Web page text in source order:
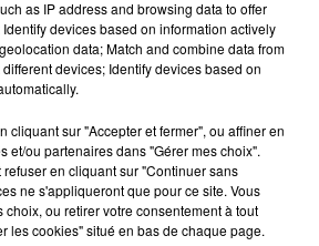
2026
Zinformés - 24/07/26
Zinformés - 23/07/26
as IP address and browsing data to offer
devices based on information actively
data; Match and combine data from
devices; Identify devices based on
cliquant sur "Accepter et fermer", ou affiner en
et/ou partenaires dans "Gérer mes choix".
en cliquant sur "Continuer sans
ne s'appliqueront que pour ce site. Vous
choix, ou retirer votre consentement à tout
les cookies" situé en bas de chaque page.